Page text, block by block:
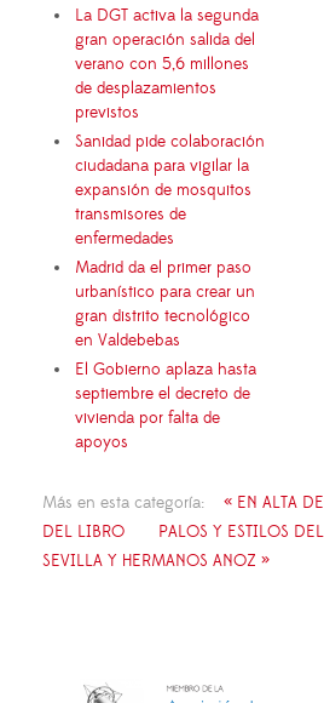
La DGT activa la segunda
gran operación salida del
verano con 5,6 millones
de desplazamientos
previstos
Sanidad pide colaboración
ciudadana para vigilar la
expansión de mosquitos
transmisores de
enfermedades
Madrid da el primer paso
urbanístico para crear un
gran distrito tecnológico
en Valdebebas
El Gobierno aplaza hasta
septiembre el decreto de
vivienda por falta de
apoyos
Más en esta categoría:
« EN ALTA
DEL LIBRO
PALOS Y ESTILOS
SEVILLA Y HERMANOS ANOZ »